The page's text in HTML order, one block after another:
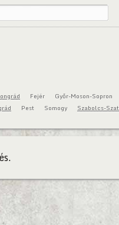
Fejér
Győr-Moson-Sopron
Pest Somogy
Szabolcs-